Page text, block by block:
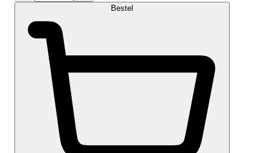
Bestel